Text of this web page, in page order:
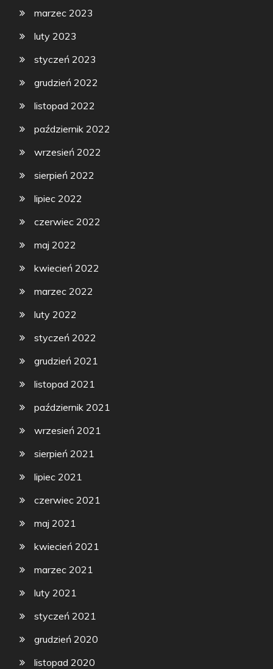
marzec 2023
luty 2023
styczeń 2023
grudzień 2022
listopad 2022
październik 2022
wrzesień 2022
sierpień 2022
lipiec 2022
czerwiec 2022
maj 2022
kwiecień 2022
marzec 2022
luty 2022
styczeń 2022
grudzień 2021
listopad 2021
październik 2021
wrzesień 2021
sierpień 2021
lipiec 2021
czerwiec 2021
maj 2021
kwiecień 2021
marzec 2021
luty 2021
styczeń 2021
grudzień 2020
listopad 2020